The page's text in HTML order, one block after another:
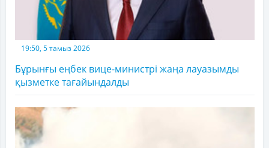
19:50, 5 тамыз 2026
Бұрынғы еңбек вице-министрі жаңа лауазымды
қызметке тағайындалды